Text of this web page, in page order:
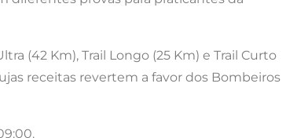
(42 Km), Trail Longo (25 Km) e Trail Curto
receitas revertem a favor dos Bombeiros